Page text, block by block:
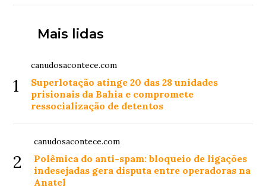
Mais lidas
1
canudosacontece.com
Superlotação atinge 20 das 28 unidades
prisionais da Bahia e compromete
ressocialização de detentos
2
canudosacontece.com
Polêmica do anti-spam: bloqueio de ligações
indesejadas gera disputa entre operadoras na
Anatel